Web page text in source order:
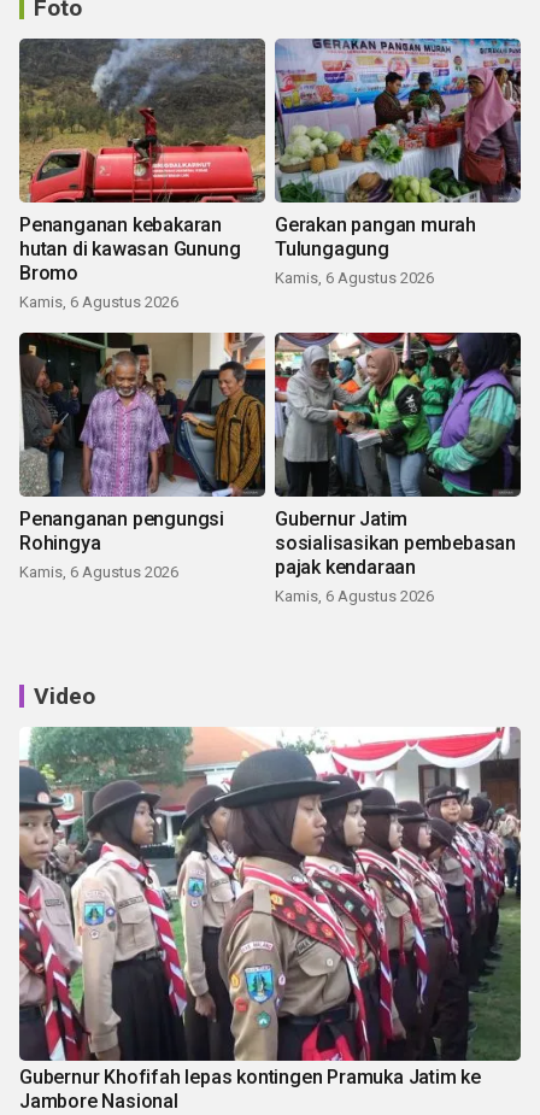
Foto
Penanganan kebakaran
hutan di kawasan Gunung
Bromo
Kamis, 6 Agustus 2026
Gerakan pangan murah
Tulungagung
Kamis, 6 Agustus 2026
Penanganan pengungsi
Rohingya
Kamis, 6 Agustus 2026
Gubernur Jatim
sosialisasikan pembebasan
pajak kendaraan
Kamis, 6 Agustus 2026
Video
Gubernur Khofifah lepas kontingen Pramuka Jatim ke
Jambore Nasional